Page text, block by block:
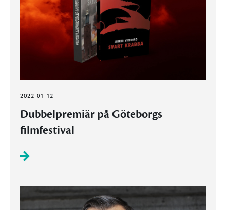
2022-01-12
Dubbelpremiär på Göteborgs
filmfestival